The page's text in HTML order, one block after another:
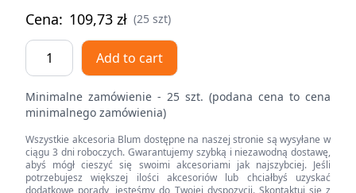
Cena: 109,73 zł (25 szt)
Uchwyt
drewnianej
tylnej
MERIVOBOX,
wys.
N
(82,5
Add to cart
Minimalne zamówienie - 25 szt. (podana cena to cena
minimalnego zamówienia)
Wszystkie akcesoria Blum dostępne na naszej stronie są wysyłane w
ciągu 3 dni roboczych. Gwarantujemy szybką i niezawodną dostawę,
abyś mógł cieszyć się swoimi akcesoriami jak najszybciej. Jeśli
potrzebujesz większej ilości akcesoriów lub chciałbyś uzyskać
dodatkowe porady, jesteśmy do Twojej dyspozycji. Skontaktuj się z